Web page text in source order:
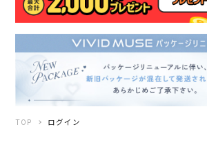
TOP ログイン